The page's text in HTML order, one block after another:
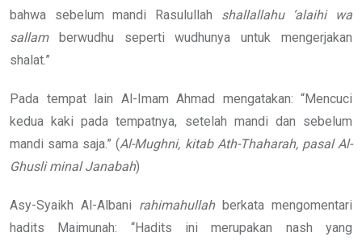
bahwa sebelum mandi Rasulullah shallallahu ‘alaihi wa
sallamberwudhu seperti wudhunya untuk mengerjakan
shalat.”
Pada tempat lain Al-Imam Ahmad mengatakan: “Mencuci
kedua kaki pada tempatnya, setelah mandi dan sebelum
mandi sama saja.” (Al-Mughni, kitab Ath-Thaharah, pasal Al-
Ghusli minal Janabah)
Asy-Syaikh Al-Albani rahimahullahberkata mengomentari
hadits Maimunah: “Hadits ini merupakan nash yang